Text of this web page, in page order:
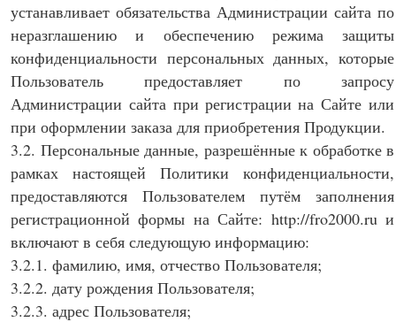
устанавливает обязательства Администрации сайта по
неразглашению и обеспечению режима защиты
конфиденциальности персональных данных, которые
Пользователь предоставляет по запросу
Администрации сайта при регистрации на Сайте или
при оформлении заказа для приобретения Продукции.
3.2. Персональные данные, разрешённые к обработке в
рамках настоящей Политики конфиденциальности,
предоставляются Пользователем путём заполнения
регистрационной формы на Сайте: http://fro2000.ru и
включают в себя следующую информацию:
3.2.1. фамилию, имя, отчество Пользователя;
3.2.2. дату рождения Пользователя;
3.2.3. адрес Пользователя;